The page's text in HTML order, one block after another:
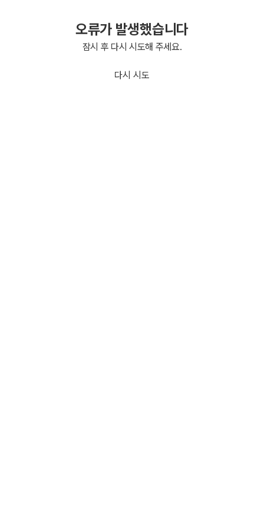
오류가 발생했습니다
잠시 후 다시 시도해 주세요.
다시 시도